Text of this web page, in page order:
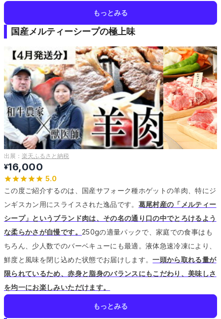
もっとみる
国産メルティーシープの極上味
出展： 楽天ふるさと納税
¥16,000
5.0
この度ご紹介するのは、国産サフォーク種ホゲットの羊肉、特にジ
ンギスカン用にスライスされた逸品です。 葛尾村産の「メルティー
シープ」というブランド肉は、その名の通り口の中でとろけるよう
な柔らかさが自慢です。 250gの適量パックで、家庭での食事はも
ちろん、少人数でのバーベキューにも最適。 液体急速冷凍により、
鮮度と風味を閉じ込めた状態でお届けします。一頭から取れる量が
限られているため、赤身と脂身のバランスにもこだわり、美味しさ
を均一にお楽しみいただけます。
もっとみる